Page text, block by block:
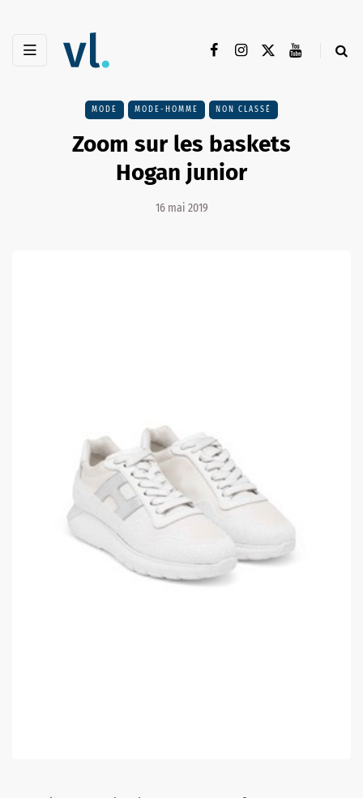
MODE MODE-HOMME NON CLASSÉ
Zoom sur les baskets
Hogan junior
16 mai 2019